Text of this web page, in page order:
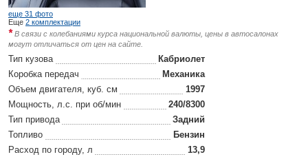
еще 31 фото
Еще 2 комплектации
*В связи с колебаниями курса национальной валюты, цены в автосалонах
могут отличаться от цен на сайте.
Тип кузова
Кабриолет
Коробка передач
Механика
Объем двигателя, куб. см
1997
Мощность, л.с. при об/мин
240/8300
Тип привода
Задний
Топливо
Бензин
Расход по городу, л
13,9